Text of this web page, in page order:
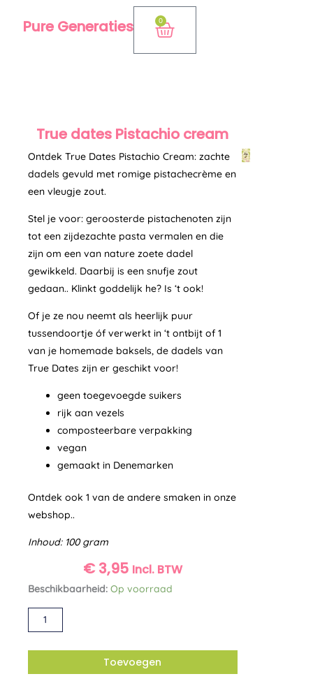
Pure Generaties 0
Winkelwagen
True dates Pistachio cream
Ontdek True Dates Pistachio Cream: zachte
dadels gevuld met romige pistachecrème en
een vleugje zout.
Stel je voor: geroosterde pistachenoten zijn
tot een zijdezachte pasta vermalen en die
zijn om een ​​van nature zoete dadel
gewikkeld. Daarbij is een snufje zout
gedaan.. Klinkt goddelijk he? Is ‘t ook!
Of je ze nou neemt als heerlijk puur
tussendoortje óf verwerkt in ‘t ontbijt of 1
van je homemade baksels, de dadels van
True Dates zijn er geschikt voor!
geen toegevoegde suikers
rijk aan vezels
composteerbare verpakking
vegan
gemaakt in Denemarken
Ontdek ook 1 van de andere smaken in onze
webshop..
Inhoud: 100 gram
€3,95 Incl. BTW
Beschikbaarheid: Op voorraad
True
dates
Pistachio
Toevoegen